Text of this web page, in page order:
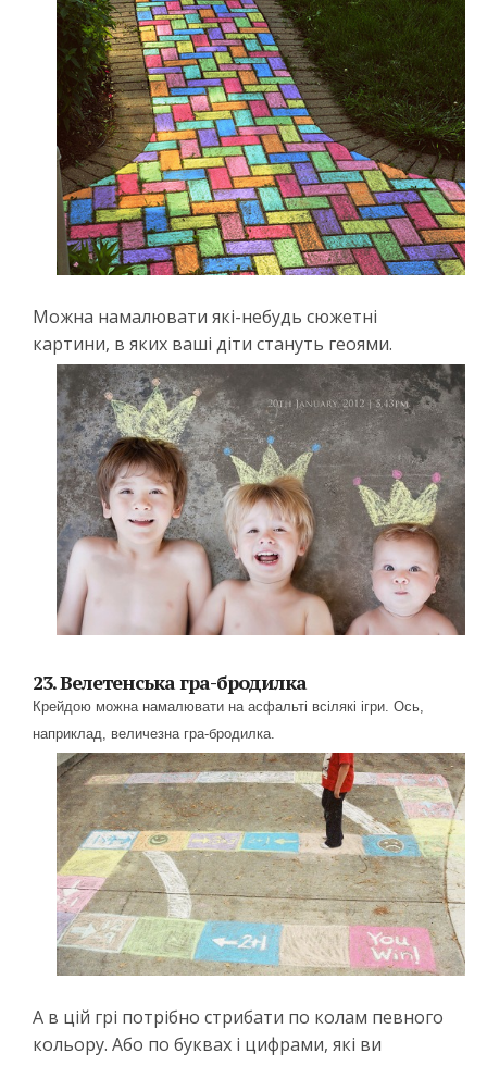
Можна намалювати які-небудь сюжетні
картини, в яких ваші діти стануть геоями.
23. Велетенська гра-бродилка
Крейдою можна намалювати на асфальті всілякі ігри. Ось,
наприклад, величезна гра-бродилка.
А в цій грі потрібно стрибати по колам певного
кольору. Або по буквах і цифрами, які ви